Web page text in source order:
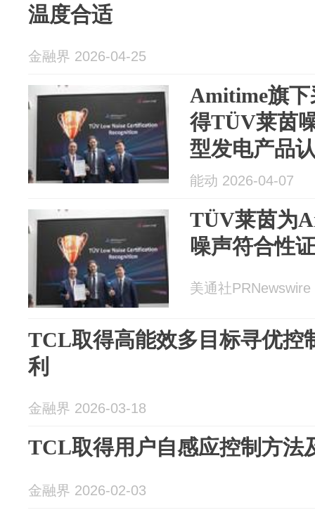
温度合适
金融界 2026-04-25
Amitime旗
得TÜV莱茵
型发电产品
能动 2026-04-07
TÜV莱茵为
噪声符合性
美通社
TCL取得高能效多目标寻优控
利
金融界 2026-03-18
TCL取得用户自感应控制方法
金融界 2026-02-03